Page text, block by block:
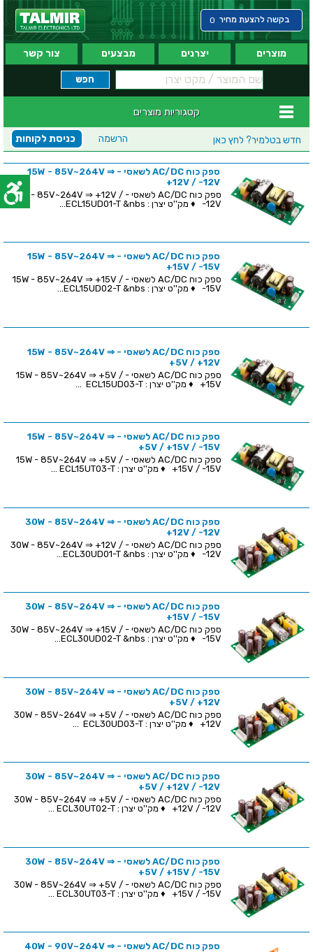
בקשה להצעת מחיר 0
מוצרים יצרנים מבצעים צור קשר
קטגוריות מוצרים
חדש בטלמיר? לחץ כאן כניסת לקוחות הרשמה
ספק כוח AC/DC לשאסי - 15W - 85V~264V ⇒
+12V / -12V
ספק כוח AC/DC לשאסי - 15W - 85V~264V ⇒ +12V /
-12V ♦ מק''ט יצרן : ECL15UD01-T &nbs...
ספק כוח AC/DC לשאסי - 15W - 85V~264V ⇒
+15V / -15V
ספק כוח AC/DC לשאסי - 15W - 85V~264V ⇒ +15V /
-15V ♦ מק''ט יצרן : ECL15UD02-T &nbs...
ספק כוח AC/DC לשאסי - 15W - 85V~264V ⇒
+5V / +12V
ספק כוח AC/DC לשאסי - 15W - 85V~264V ⇒ +5V /
+15V ♦ מק''ט יצרן : ECL15UD03-T ...
ספק כוח AC/DC לשאסי - 15W - 85V~264V ⇒
+5V / +15V / -15V
ספק כוח AC/DC לשאסי - 15W - 85V~264V ⇒ +5V /
+15V / -15V ♦ מק''ט יצרן : ECL15UT03-T ...
ספק כוח AC/DC לשאסי - 30W - 85V~264V ⇒
+12V / -12V
ספק כוח AC/DC לשאסי - 30W - 85V~264V ⇒ +12V /
-12V ♦ מק''ט יצרן : ECL30UD01-T &nbs...
ספק כוח AC/DC לשאסי - 30W - 85V~264V ⇒
+15V / -15V
ספק כוח AC/DC לשאסי - 30W - 85V~264V ⇒ +15V /
-15V ♦ מק''ט יצרן : ECL30UD02-T &nbs...
ספק כוח AC/DC לשאסי - 30W - 85V~264V ⇒
+5V / +12V
ספק כוח AC/DC לשאסי - 30W - 85V~264V ⇒ +5V /
+12V ♦ מק''ט יצרן : ECL30UD03-T ...
ספק כוח AC/DC לשאסי - 30W - 85V~264V ⇒
+5V / +12V / -12V
ספק כוח AC/DC לשאסי - 30W - 85V~264V ⇒ +5V /
+12V / -12V ♦ מק''ט יצרן : ECL30UT02-T ...
ספק כוח AC/DC לשאסי - 30W - 85V~264V ⇒
+5V / +15V / -15V
ספק כוח AC/DC לשאסי - 30W - 85V~264V ⇒ +5V /
+15V / -15V ♦ מק''ט יצרן : ECL30UT03-T ...
ספק כוח AC/DC לשאסי - 40W - 90V~264V ⇒